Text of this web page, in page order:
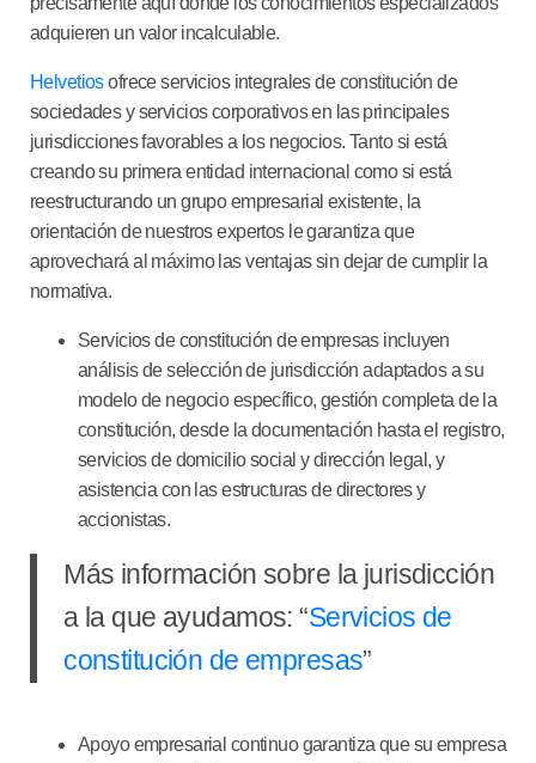
adquieren un valor incalculable.
Helvetiosofrece servicios integrales de constitución de
sociedades y servicios corporativos en las principales
jurisdicciones favorables a los negocios. Tanto si está
creando su primera entidad internacional como si está
reestructurando un grupo empresarial existente, la
orientación de nuestros expertos le garantiza que
aprovechará al máximo las ventajas sin dejar de cumplir la
normativa.
Servicios de constitución de empresasincluyen
análisis de selección de jurisdicción adaptados a su
modelo de negocio específico, gestión completa de la
constitución, desde la documentación hasta el registro,
servicios de domicilio social y dirección legal, y
asistencia con las estructuras de directores y
accionistas.
Más información sobre la jurisdicción
a la que ayudamos: “Servicios de
constitución de empresas”
Apoyo empresarial continuogarantiza que su empresa